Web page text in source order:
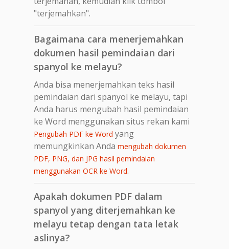
"terjemahkan".
Bagaimana cara menerjemahkan
dokumen hasil pemindaian dari
spanyol ke melayu?
Anda bisa menerjemahkan teks hasil
pemindaian dari spanyol ke melayu, tapi
Anda harus mengubah hasil pemindaian
ke Word menggunakan situs rekan kami
Pengubah PDF ke Word yang
memungkinkan Anda mengubah dokumen
PDF, PNG, dan JPG hasil pemindaian
menggunakan OCR ke Word.
Apakah dokumen PDF dalam
spanyol yang diterjemahkan ke
melayu tetap dengan tata letak
aslinya?